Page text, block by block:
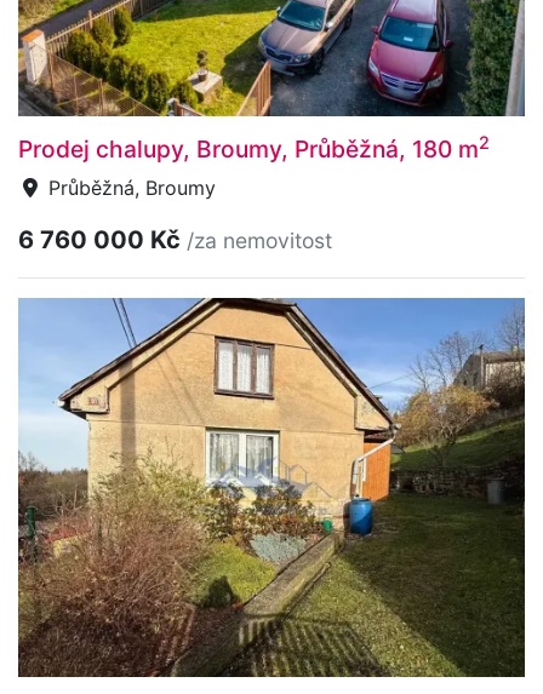
Prodej chalupy, Broumy, Průběžná, 180 m2
Průběžná, Broumy
6 760 000 Kč /za nemovitost